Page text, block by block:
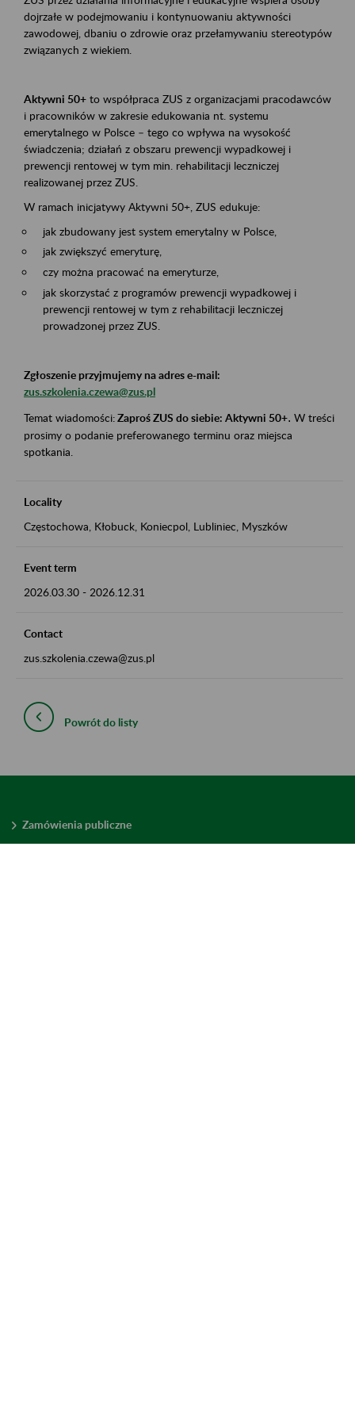
dojrzałe w podejmowaniu i kontynuowaniu aktywności
zawodowej, dbaniu o zdrowie oraz przełamywaniu stereotypów
związanych z wiekiem.
Aktywni 50+ to współpraca ZUS z organizacjami pracodawców
i pracowników w zakresie edukowania nt. systemu
emerytalnego w Polsce – tego co wpływa na wysokość
świadczenia; działań z obszaru prewencji wypadkowej i
prewencji rentowej w tym min. rehabilitacji leczniczej
realizowanej przez ZUS.
W ramach inicjatywy Aktywni 50+, ZUS edukuje:
jak zbudowany jest system emerytalny w Polsce,
jak zwiększyć emeryturę,
czy można pracować na emeryturze,
jak skorzystać z programów prewencji wypadkowej i
prewencji rentowej w tym z rehabilitacji leczniczej
prowadzonej przez ZUS.
Zgłoszenie przyjmujemy na adres e-mail:
zus.szkolenia.czewa@zus.pl
Temat wiadomości:Zaproś ZUS do siebie: Aktywni 50+. W treści
prosimy o podanie preferowanego terminu oraz miejsca
spotkania.
Locality
Częstochowa, Kłobuck, Koniecpol, Lubliniec, Myszków
Event term
2026.03.30 - 2026.12.31
Contact
zus.szkolenia.czewa@zus.pl
Powrót do listy
Zamówienia publiczne